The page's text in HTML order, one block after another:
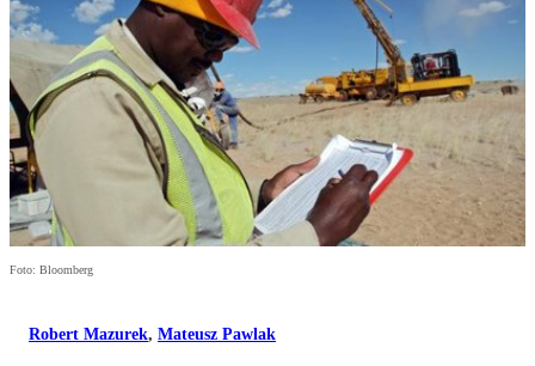
Foto: Bloomberg
Robert Mazurek, Mateusz Pawlak